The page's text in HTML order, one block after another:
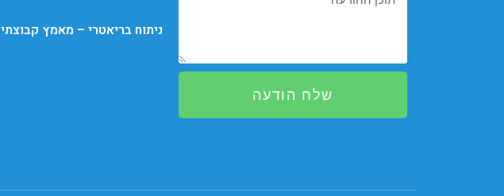
שלח הודעה
ניתוח בריאטרי – מאמץ קבוצתי